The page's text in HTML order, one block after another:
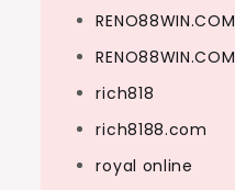
RENO88WIN.COM
RENO88WIN.COM
rich818
rich8188.com
royal online